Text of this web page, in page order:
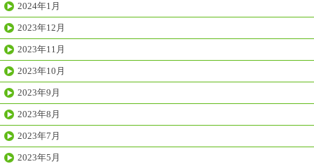
2024年1月
2023年12月
2023年11月
2023年10月
2023年9月
2023年8月
2023年7月
2023年5月